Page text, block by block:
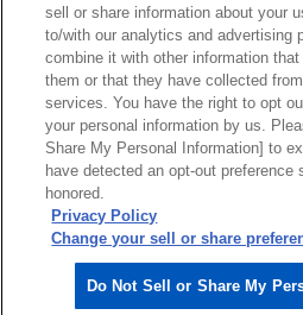
IR活動 外部評価
サイトマップ 商標について
リンクについて
個人情報保
クッキーポリシー
Do Not Sell or Share My
ソーシャルメディアポリシー
安川電機公式ソーシャルメディア
sell or share information about your
to/with our analytics and advertising
combine it with other information
them or that they have collected
services. You have the right to opt
your personal information by us.
Share My Personal Information] to
have detected an opt-out preference
honored.
Privacy Policy
Change your sell or share
Do Not Sell or Share My